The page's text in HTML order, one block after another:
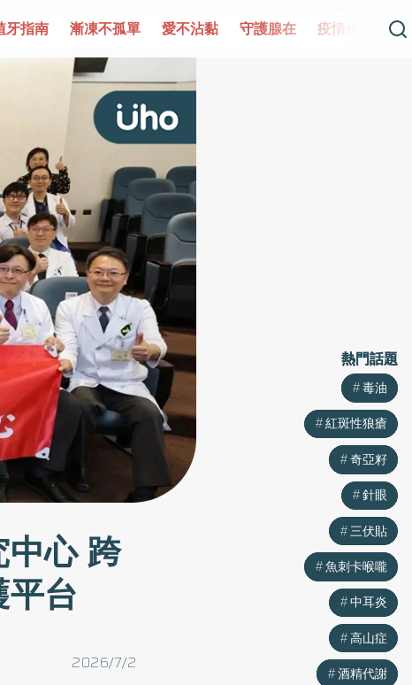
凍不孤單 愛不沾黏 守護腺在 疫情保衛戰 再生醫學
心 跨
台
2026/7/2
熱門話題
毒油
紅斑性狼瘡
奇亞籽
針眼
三伏貼
魚刺卡喉嚨
中耳炎
高山症
酒精代謝
熱門話題
毒油
紅斑性狼瘡
奇亞籽
針眼
三伏貼
魚刺卡喉嚨
中耳炎
高山症
酒精代謝